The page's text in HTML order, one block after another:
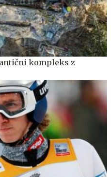
kompleks z